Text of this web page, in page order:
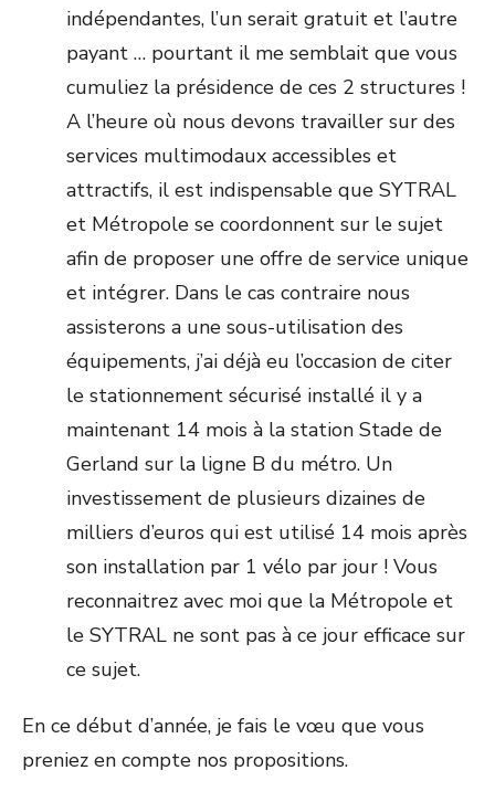
indépendantes, l’un serait gratuit et l’autre
payant … pourtant il me semblait que vous
cumuliez la présidence de ces 2 structures !
A l’heure où nous devons travailler sur des
services multimodaux accessibles et
attractifs, il est indispensable que SYTRAL
et Métropole se coordonnent sur le sujet
afin de proposer une offre de service unique
et intégrer. Dans le cas contraire nous
assisterons a une sous-utilisation des
équipements, j’ai déjà eu l’occasion de citer
le stationnement sécurisé installé il y a
maintenant 14 mois à la station Stade de
Gerland sur la ligne B du métro. Un
investissement de plusieurs dizaines de
milliers d’euros qui est utilisé 14 mois après
son installation par 1 vélo par jour ! Vous
reconnaitrez avec moi que la Métropole et
le SYTRAL ne sont pas à ce jour efficace sur
ce sujet.
En ce début d’année, je fais le vœu que vous
preniez en compte nos propositions.